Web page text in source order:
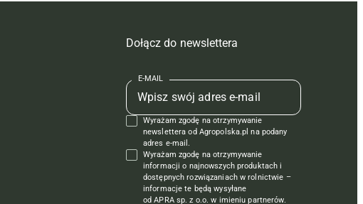
Dołącz do newslettera
E-MAIL
Wyrażam zgodę na otrzymywanie
newslettera od Agropolska.pl na podany
adres e-mail.
Wyrażam zgodę na otrzymywanie
informacji o najnowszych produktach i
dostępnych rozwiązaniach w rolnictwie –
informacje te będą wysyłane
od APRA sp. z o.o. w imieniu partnerów.